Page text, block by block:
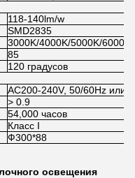
118-140lm/w
SMD2835
3000K/4000K/5000K/6000K
85
120 градусов
AC200-240V, 50/60Hz или
> 0.9
54,000 часов
Класс I
Ф300*88
освещения